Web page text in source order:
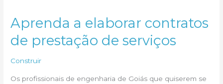
Aprenda a elaborar contratos
de prestação de serviços
Construir
Os profissionais de engenharia de Goiás que quiserem se